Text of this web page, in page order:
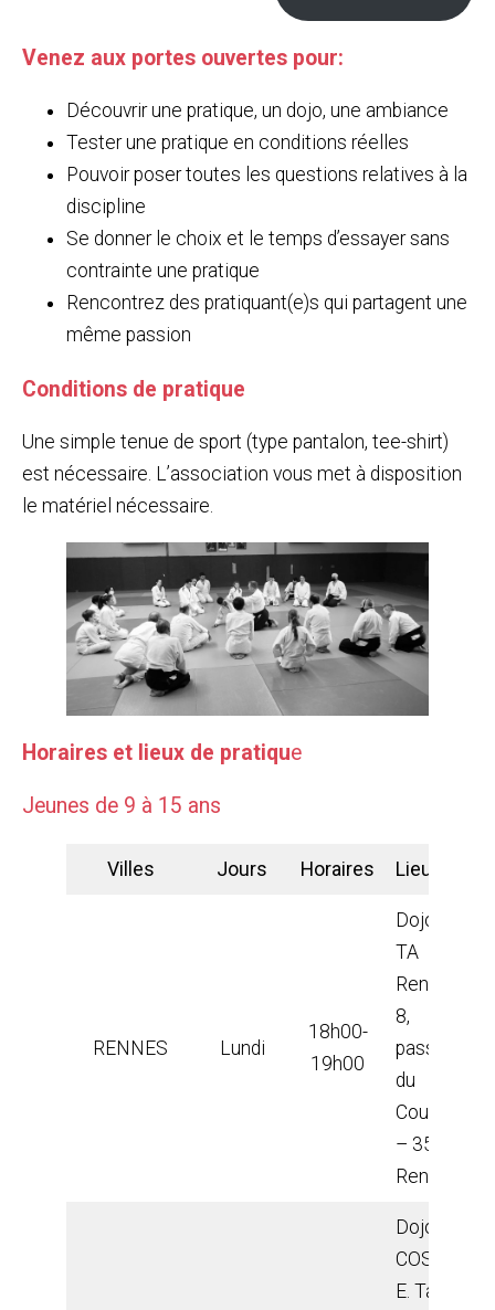
Venez aux portes ouvertes pour:
Découvrir une pratique, un dojo, une ambiance
Tester une pratique en conditions réelles
Pouvoir poser toutes les questions relatives à la
discipline
Se donner le choix et le temps d’essayer sans
contrainte une pratique
Rencontrez des pratiquant(e)s qui partagent une
même passion
Conditions de pratique
Une simple tenue de sport (type pantalon, tee-shirt)
est nécessaire. L’association vous met à disposition
le matériel nécessaire.
Horaires et lieux de pratique
Jeunes de 9 à 15 ans
Villes Jours Horaires Lieux
RENNES Lundi
18h00-
19h00
Dojo de la
TA
Rennes
8,
passage
du
Couëdic
– 35000
Rennes
Dojo du
COSEC
E. Tabarly